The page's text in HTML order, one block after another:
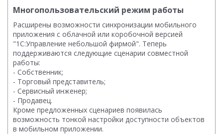
Многопользовательский режим работы
Расширены возможности синхронизации мобильного
приложения с облачной или коробочной версией
"1С:Управление небольшой фирмой". Теперь
поддерживаются следующие сценарии совместной
работы:
- Собственник;
- Торговый представитель;
- Сервисный инженер;
- Продавец.
Кроме предложенных сценариев появилась
возможность тонкой настройки доступности объектов
в мобильном приложении.